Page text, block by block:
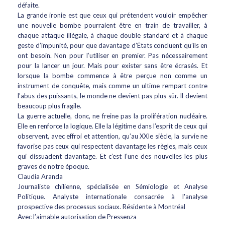
défaite.
La grande ironie est que ceux qui prétendent vouloir empêcher
une nouvelle bombe pourraient être en train de travailler, à
chaque attaque illégale, à chaque double standard et à chaque
geste d’impunité, pour que davantage d’États concluent qu’ils en
ont besoin. Non pour l’utiliser en premier. Pas nécessairement
pour la lancer un jour. Mais pour exister sans être écrasés. Et
lorsque la bombe commence à être perçue non comme un
instrument de conquête, mais comme un ultime rempart contre
l’abus des puissants, le monde ne devient pas plus sûr. Il devient
beaucoup plus fragile.
La guerre actuelle, donc, ne freine pas la prolifération nucléaire.
Elle en renforce la logique. Elle la légitime dans l’esprit de ceux qui
observent, avec effroi et attention, qu’au XXIe siècle, la survie ne
favorise pas ceux qui respectent davantage les règles, mais ceux
qui dissuadent davantage. Et c’est l’une des nouvelles les plus
graves de notre époque.
Claudia Aranda
Journaliste chilienne, spécialisée en Sémiologie et Analyse
Politique. Analyste internationale consacrée à l'analyse
prospective des processus sociaux. Résidente à Montréal
Avec l’aimable autorisation de Pressenza